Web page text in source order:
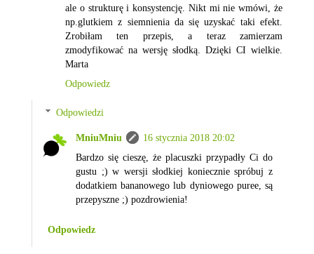
ale o strukturę i konsystencję. Nikt mi nie wmówi, że
np.glutkiem z siemnienia da się uzyskać taki efekt.
Zrobiłam ten przepis, a teraz zamierzam
zmodyfikować na wersję słodką. Dzięki CI wielkie.
Marta
Odpowiedz
Odpowiedzi
MniuMniu
16 stycznia 2018 20:02
Bardzo się cieszę, że placuszki przypadły Ci do
gustu ;) w wersji słodkiej koniecznie spróbuj z
dodatkiem bananowego lub dyniowego puree, są
przepyszne ;) pozdrowienia!
Odpowiedz